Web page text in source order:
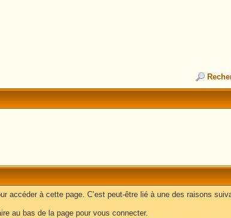
accéder à cette page. C’est peut-être lié à une des raisons
au bas de la page pour vous connecter.